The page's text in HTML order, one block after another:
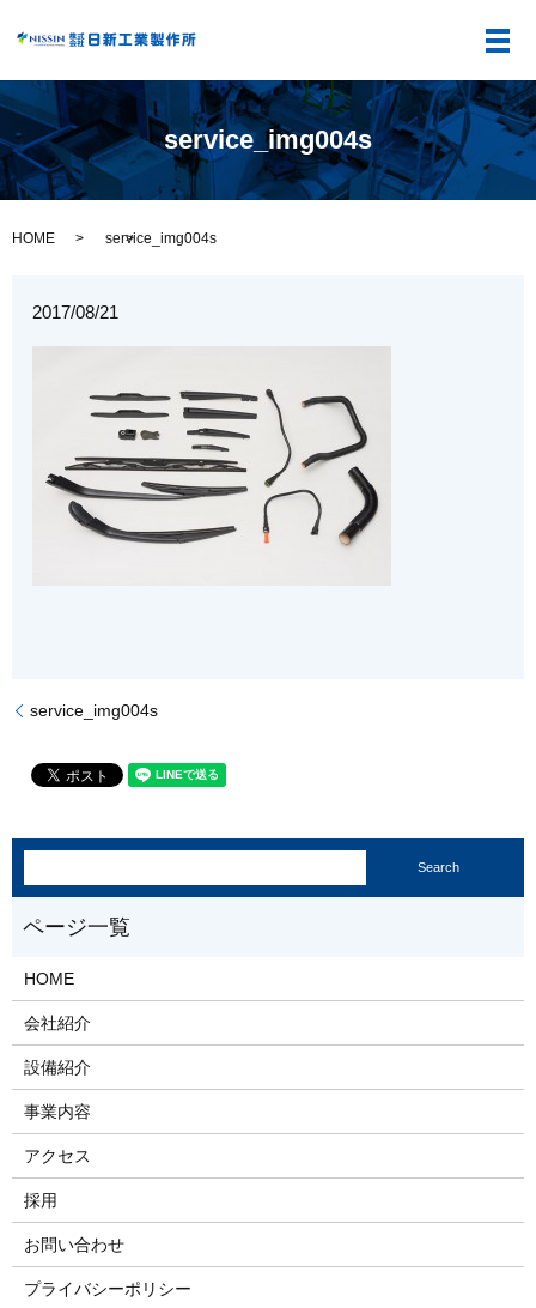
メ
service_img004s
HOME service_img004s
2017/08/21
service_img004s
HOME
会社紹介
設備紹介
事業内容
アクセス
採用
お問い合わせ
プライバシーポリシー